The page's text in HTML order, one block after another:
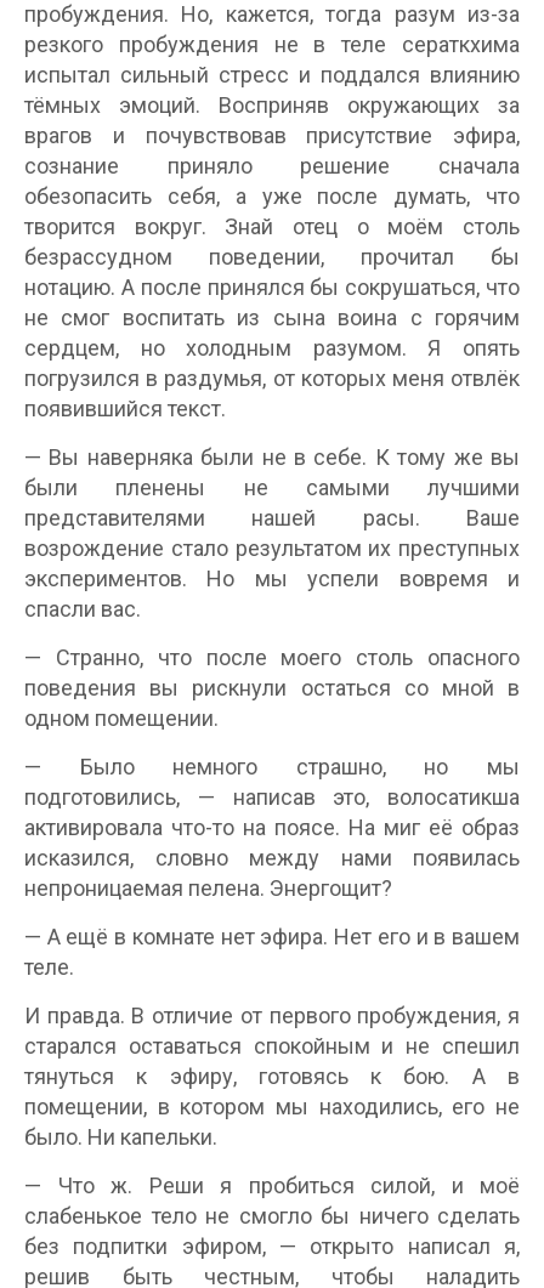
пробуждения. Но, кажется, тогда разум из-за
резкого пробуждения не в теле сераткхима
испытал сильный стресс и поддался влиянию
тёмных эмоций. Восприняв окружающих за
врагов и почувствовав присутствие эфира,
сознание приняло решение сначала
обезопасить себя, а уже после думать, что
творится вокруг. Знай отец о моём столь
безрассудном поведении, прочитал бы
нотацию. А после принялся бы сокрушаться, что
не смог воспитать из сына воина с горячим
сердцем, но холодным разумом. Я опять
погрузился в раздумья, от которых меня отвлёк
появившийся текст.
— Вы наверняка были не в себе. К тому же вы
были пленены не самыми лучшими
представителями нашей расы. Ваше
возрождение стало результатом их преступных
экспериментов. Но мы успели вовремя и
спасли вас.
— Странно, что после моего столь опасного
поведения вы рискнули остаться со мной в
одном помещении.
— Было немного страшно, но мы
подготовились, — написав это, волосатикша
активировала что-то на поясе. На миг её образ
исказился, словно между нами появилась
непроницаемая пелена. Энергощит?
— А ещё в комнате нет эфира. Нет его и в вашем
теле.
И правда. В отличие от первого пробуждения, я
старался оставаться спокойным и не спешил
тянуться к эфиру, готовясь к бою. А в
помещении, в котором мы находились, его не
было. Ни капельки.
— Что ж. Реши я пробиться силой, и моё
слабенькое тело не смогло бы ничего сделать
без подпитки эфиром, — открыто написал я,
решив быть честным, чтобы наладить